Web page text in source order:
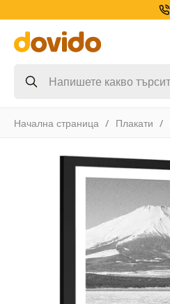
Начална страница Плакати